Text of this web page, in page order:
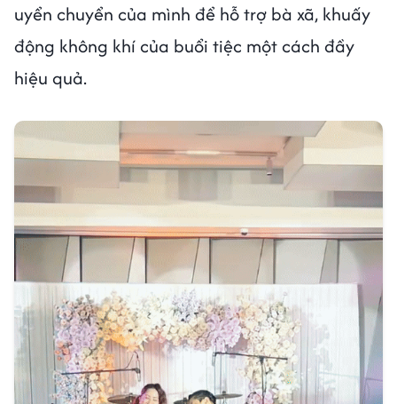
uyển chuyển của mình để hỗ trợ bà xã, khuấy
động không khí của buổi tiệc một cách đầy
hiệu quả.